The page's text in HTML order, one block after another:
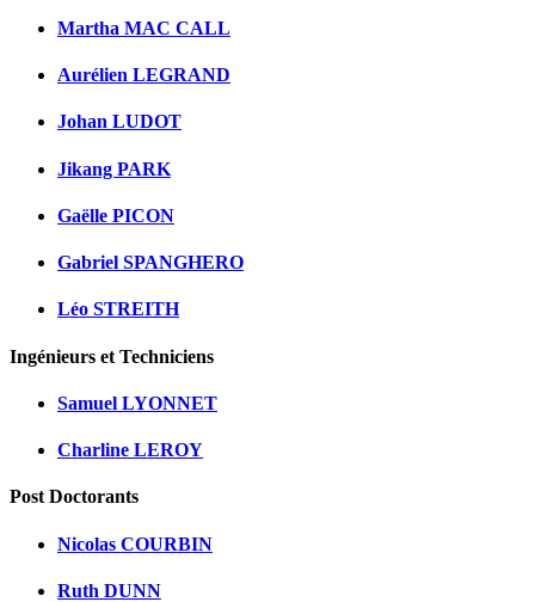
Martha MAC CALL
Aurélien LEGRAND
Johan LUDOT
Jikang PARK
Gaëlle PICON
Gabriel SPANGHERO
Léo STREITH
Ingénieurs et Techniciens
Samuel LYONNET
Charline LEROY
Post Doctorants
Nicolas COURBIN
Ruth DUNN